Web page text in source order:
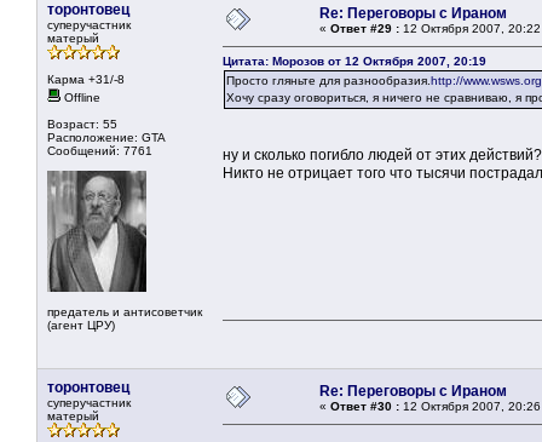
торонтовец
суперучастник
матерый
Карма +31/-8
Offline
Возраст: 55
Расположение: GTA
Сообщений: 7761
предатель и антисоветчик
(агент ЦРУ)
Re: Переговоры с Ираном
« Ответ #29 : 12 Октября 2007,
Цитата: Морозов от 12 Октября 2007, 20:19
Просто гляньте для разнообразия.http://
Хочу сразу оговориться, я ничего не сравниваю, я
ну и сколько погибло людей от этих
Никто не отрицает того что тысячи
торонтовец
суперучастник
матерый
Re: Переговоры с Ираном
« Ответ #30 : 12 Октября 2007,